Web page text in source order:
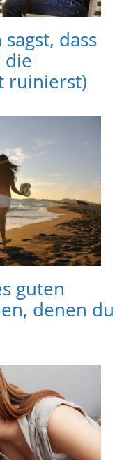
dass
die
ruinierst)
guten
denen du